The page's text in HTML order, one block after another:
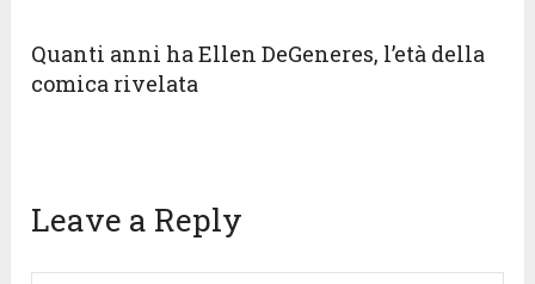
Quanti anni ha Ellen DeGeneres, l’età della
comica rivelata
Leave a Reply